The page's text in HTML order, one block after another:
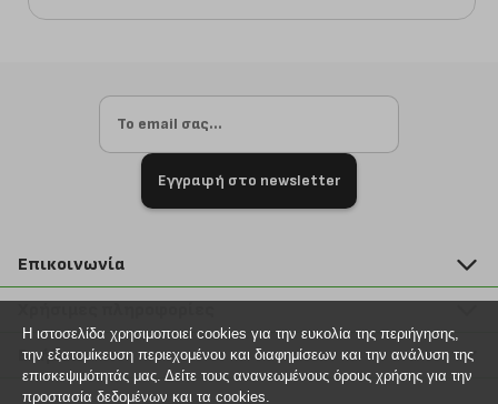
Εγγραφή στο newsletter
Επικοινωνία
211 2000 700
info@plus4u.gr
Η εταιρία
Σημεία παραλαβής
Βοήθεια
Εξέλιξη παραγγελίας
Η ιστοσελίδα χρησιμοποιεί cookies για την ευκολία της περιήγησης,
την εξατομίκευση περιεχομένου και διαφημίσεων και την ανάλυση της
επισκεψιμότητάς μας. Δείτε τους ανανεωμένους όρους χρήσης για την
προστασία δεδομένων και τα cookies.